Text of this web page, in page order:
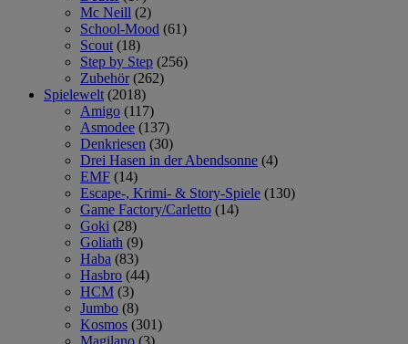
Mc Neill (2)
School-Mood (61)
Scout (18)
Step by Step (256)
Zubehör (262)
Spielewelt (2018)
Amigo (117)
Asmodee (137)
Denkriesen (30)
Drei Hasen in der Abendsonne (4)
EMF (14)
Escape-, Krimi- & Story-Spiele (130)
Game Factory/Carletto (14)
Goki (28)
Goliath (9)
Haba (83)
Hasbro (44)
HCM (3)
Jumbo (8)
Kosmos (301)
Magilano (3)